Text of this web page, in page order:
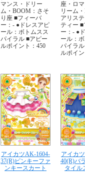
マンス・ドリー
ム・BOOM：さそ
り座 ■フィーバ
ー：- ●ドレスアピ
ール：ボトムスス
パイラル ■アピー
ルポイント：450
座・ロ
リーム
アリス
ティー
ー：- ●
ール：
パイラ
ルポイ
アイカツAK-1604-
37(R)ピンキーファ
ンキースカート
アイカ
40(R)バ
タイル